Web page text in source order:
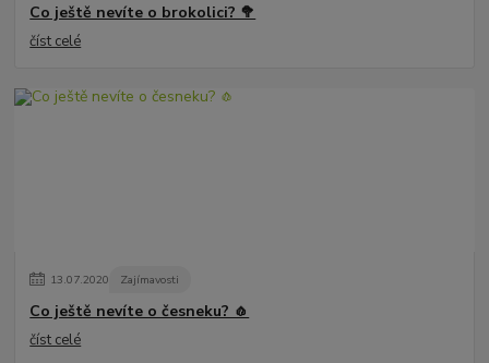
Co ještě nevíte o brokolici? 🥦
číst celé
13.07.2020 Zajímavosti
Co ještě nevíte o česneku? 🧄
číst celé